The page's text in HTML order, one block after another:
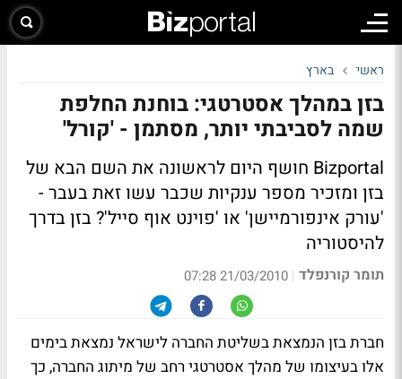
ראשי בארץ
בזן במהלך אסטרטגי: בוחנת החלפת
שמה לסביבתי יותר, מסתמן - 'קורל'
Bizportal חושף היום לראשונה את השם הבא של
בזן ומזכיר מספר ענקיות שכבר עשו זאת בעבר -
'עורק אינפורמיישן' או 'פוינט אוף סייל'? בזן בדרך
להיסטוריה
תומר קורנפלד |
21/03/2010 07:28
חברת בזן הנמצאת בשליטת החברה לישראל נמצאת בימים
אלו בעיצומו של מהלך אסטרטגי רחב של מיתוג החברה, כך